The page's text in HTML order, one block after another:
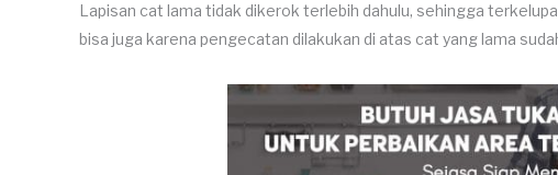
Lapisan cat lama tidak dikerok terlebih dahulu, sehingga
bisa juga karena pengecatan dilakukan di atas cat yang lama